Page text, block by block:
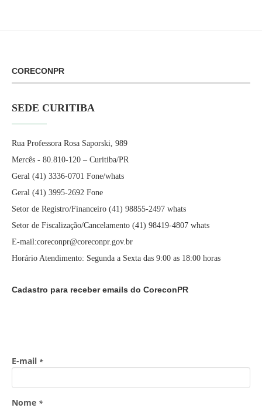
CORECONPR
SEDE CURITIBA
Rua Professora Rosa Saporski, 989
Mercês - 80.810-120 – Curitiba/PR
Geral (41) 3336-0701 Fone/whats
Geral (41) 3995-2692 Fone
Setor de Registro/Financeiro (41) 98855-2497 whats
Setor de Fiscalização/Cancelamento (41) 98419-4807 whats
E-mail:coreconpr@coreconpr.gov.br
Horário Atendimento: Segunda a Sexta das 9:00 as 18:00 horas
Cadastro para receber emails do CoreconPR